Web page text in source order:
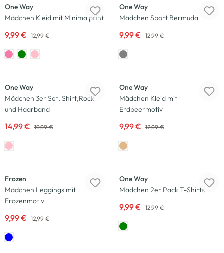
One Way
Mädchen Kleid mit Minimalprint
9,99 € 12,99 €
One Way
Mädchen Sport Bermuda
9,99 € 12,99 €
One Way
Mädchen 3er Set, Shirt,Rock
und Haarband
14,99 € 19,99 €
One Way
Mädchen Kleid mit
Erdbeermotiv
9,99 € 12,99 €
Frozen
Mädchen Leggings mit
Frozenmotiv
9,99 € 12,99 €
One Way
Mädchen 2er Pack T-Shirts
9,99 € 12,99 €